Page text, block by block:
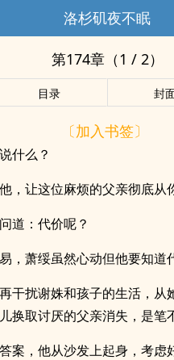
洛杉矶夜不眠
第174章（1 / 2）
目录 封
〔加入书签〕
什么？
，让这位麻烦的父亲彻底从
道：代价呢？
，萧绥虽然心动但他要知道
干扰谢姝和孩子的生活，从
换取讨厌的父亲消失，是笔
案，他从沙发上起身，考虑